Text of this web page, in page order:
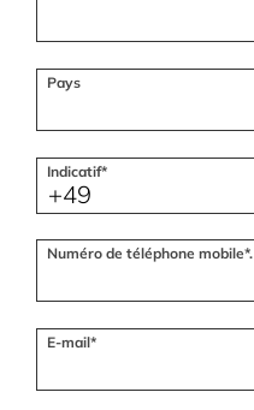
Pays
Indicatif*
Numéro de téléphone mobile*.
E-mail*